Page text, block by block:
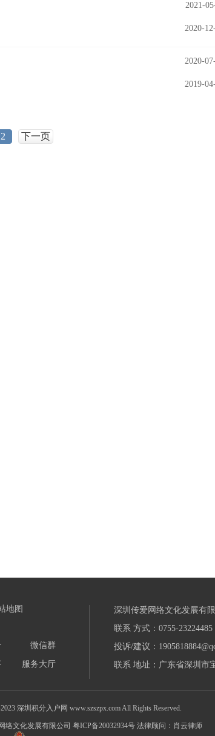
2021-
2020-
2020-
2019-
2 下一页
地图
微信群
服务大厅
深圳传爱网络文化发展有限
联系 方式：0755-23224485
投诉/建议：
联系 地址：广东省深圳市
深圳积分入户网 www.szszpx.com All Rights Reserved.
络文化发展有限公司 粤ICP备20032934号法律顾问：肖云律师